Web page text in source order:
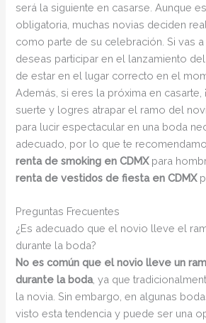
será la siguiente en casarse. Aunque
obligatoria, muchas novias deciden
como parte de su celebración. Si vas
deseas participar en el lanzamiento
de estar en el lugar correcto en el
Además, si eres la próxima en casarte,
suerte y logres atrapar el ramo del
para lucir espectacular en una boda
adecuado, por lo que te
renta de smoking en CDMXpara
renta de vestidos de fiesta en CDMX
Preguntas Frecuentes
¿Es adecuado que el novio lleve el
durante la boda?
No es común que el novio lleve un
durante la boda, ya que
la novia. Sin embargo, en algunas
visto esta tendencia y puede ser una